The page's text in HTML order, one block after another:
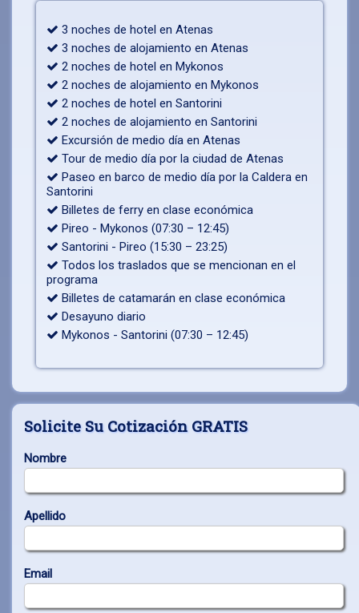
3 noches de hotel en Atenas
3 noches de alojamiento en Atenas
2 noches de hotel en Mykonos
2 noches de alojamiento en Mykonos
2 noches de hotel en Santorini
2 noches de alojamiento en Santorini
Excursión de medio día en Atenas
Tour de medio día por la ciudad de Atenas
Paseo en barco de medio día por la Caldera en
Santorini
Billetes de ferry en clase económica
Pireo - Mykonos (07:30 – 12:45)
Santorini - Pireo (15:30 – 23:25)
Todos los traslados que se mencionan en el
programa
Billetes de catamarán en clase económica
Desayuno diario
Mykonos - Santorini (07:30 – 12:45)
Solicite Su Cotización GRATIS
Nombre
Apellido
Email